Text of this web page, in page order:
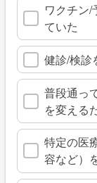
ワクチン/
ていた
健診/検診
普段通っ
を変える
特定の医
容など）